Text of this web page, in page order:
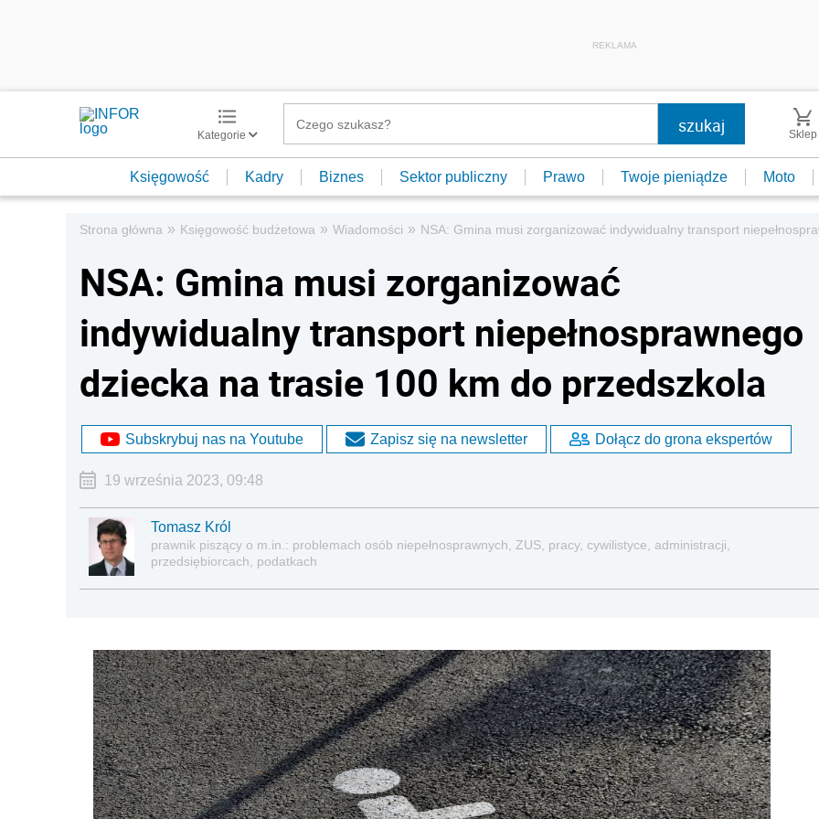
REKLAMA
Kategorie Sklep
Księgowość Kadry Biznes Sektor publiczny Prawo Twoje pieniądze Moto
Strona główna » Księgowość budżetowa » Wiadomości » NSA: Gmina musi zorganizować indywidualny transport
NSA: Gmina musi zorganizować
indywidualny transport niepełnosprawnego
dziecka na trasie 100 km do przedszkola
Subskrybuj nas na Youtube Zapisz się na newsletter Dołącz do grona ekspertów
19 września 2023, 09:48
Tomasz Król
prawnik piszący o m.in.: problemach osób niepełnosprawnych, ZUS, pracy, cywilistyce, administracji,
przedsiębiorcach, podatkach